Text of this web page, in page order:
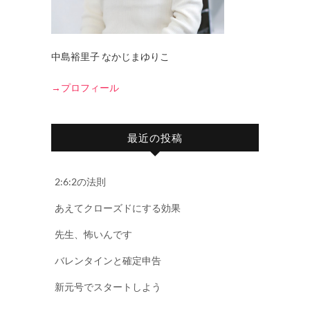
中島裕里子 なかじまゆりこ
→プロフィール
最近の投稿
2:6:2の法則
あえてクローズドにする効果
先生、怖いんです
バレンタインと確定申告
新元号でスタートしよう